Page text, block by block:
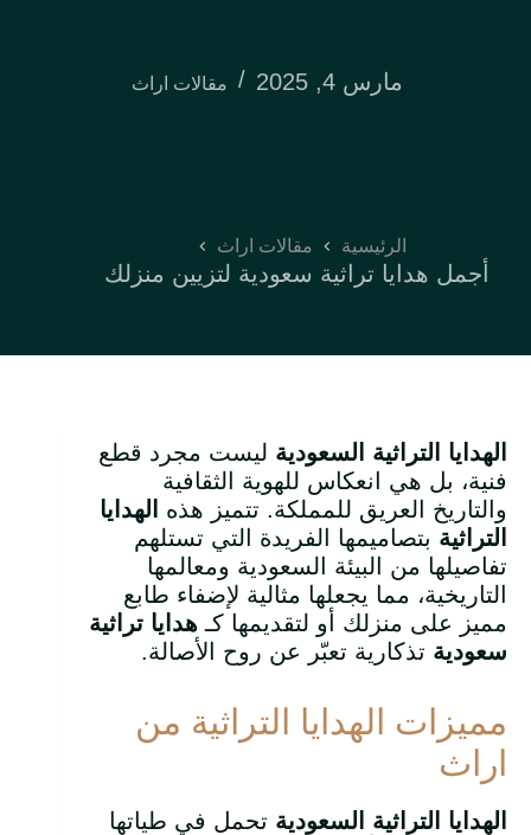
مارس 4, 2025 مقالات اراث
الرئيسية مقالات اراث
أجمل هدايا تراثية سعودية لتزيين منزلك
الهدايا التراثية السعودية ليست مجرد قطع
فنية، بل هي انعكاس للهوية الثقافية
والتاريخ العريق للمملكة. تتميز هذه
الهدايا
التراثية بتصاميمها الفريدة التي تستلهم
تفاصيلها من البيئة السعودية ومعالمها
التاريخية، مما يجعلها مثالية لإضفاء طابع
مميز على منزلك أو لتقديمها كـ هدايا تراثية
سعودية تذكارية تعبّر عن روح الأصالة.
مميزات الهدايا التراثية من
اراث
الهدايا التراثية السعودية تحمل في طياتها